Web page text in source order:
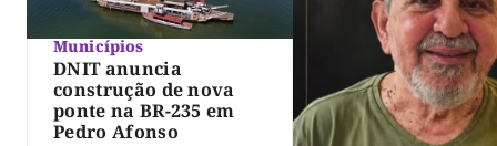
Municípios
DNIT anuncia
construção de nova
ponte na BR-235 em
Pedro Afonso